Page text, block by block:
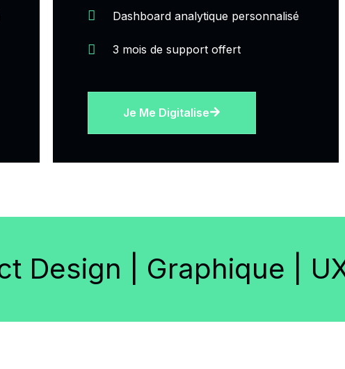
Dashboard analytique personnalisé
3 mois de support offert
Je Me Digitalise